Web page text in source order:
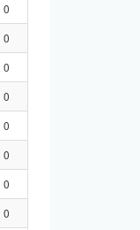
0
0
0
0
0
0
0
0